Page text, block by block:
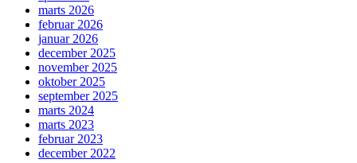
marts 2026
februar 2026
januar 2026
december 2025
november 2025
oktober 2025
september 2025
marts 2024
marts 2023
februar 2023
december 2022